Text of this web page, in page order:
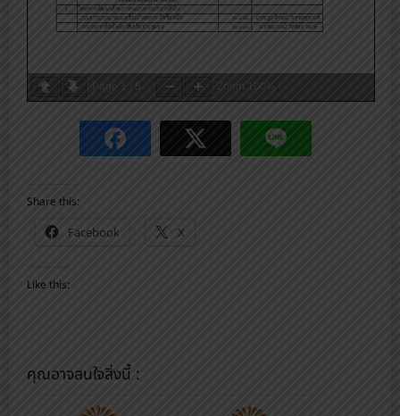
Page 1 5 Zoom 100%
Share this:
Facebook
X
Like this:
คุณอาจสนใจสิ่งนี้ :